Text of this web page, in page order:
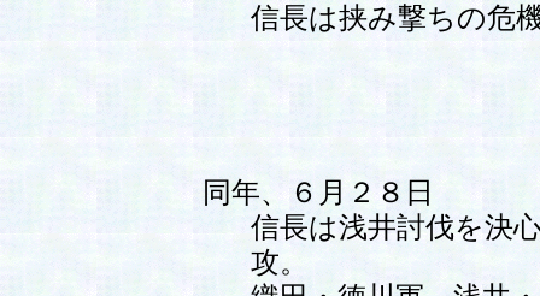
信長は挟み撃ちの危
同年、６月２８日
信長は浅井討伐を決
攻。